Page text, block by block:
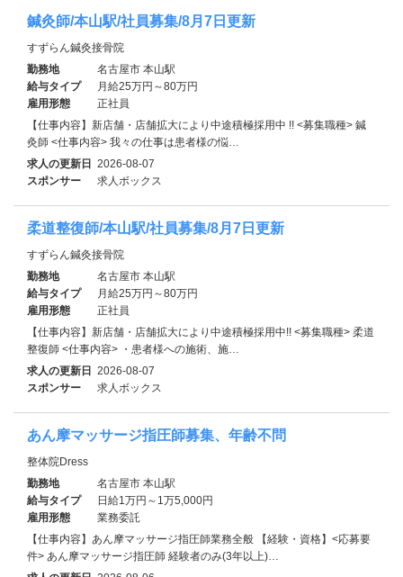
鍼灸師/本山駅/社員募集/8月7日更新
すずらん鍼灸接骨院
勤務地
名古屋市 本山駅
給与タイプ
月給25万円～80万円
雇用形態
正社員
【仕事内容】新店舗・店舗拡大により中途積極採用中 !! <募集職種> 鍼
灸師 <仕事内容> 我々の仕事は患者様の悩…
求人の更新日 2026-08-07
スポンサー
求人ボックス
柔道整復師/本山駅/社員募集/8月7日更新
すずらん鍼灸接骨院
勤務地
名古屋市 本山駅
給与タイプ
月給25万円～80万円
雇用形態
正社員
【仕事内容】新店舗・店舗拡大により中途積極採用中!! <募集職種> 柔道
整復師 <仕事内容> ・患者様への施術、施…
求人の更新日 2026-08-07
スポンサー
求人ボックス
あん摩マッサージ指圧師募集、年齢不問
整体院Dress
勤務地
名古屋市 本山駅
給与タイプ
日給1万円～1万5,000円
雇用形態
業務委託
【仕事内容】あん摩マッサージ指圧師業務全般 【経験・資格】<応募要
件> あん摩マッサージ指圧師 経験者のみ(3年以上)…